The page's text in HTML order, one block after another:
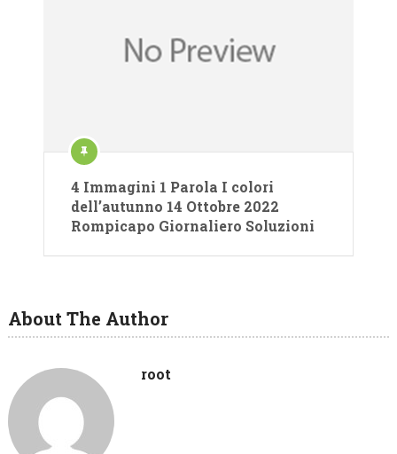
4 Immagini 1 Parola I colori
dell’autunno 14 Ottobre 2022
Rompicapo Giornaliero Soluzioni
About The Author
root